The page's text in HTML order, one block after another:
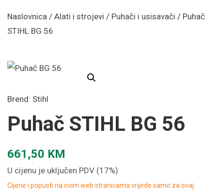
Naslovnica / Alati i strojevi / Puhači i usisavači / Puhač
STIHL BG 56
Brend: Stihl
Puhač STIHL BG 56
661,50 KM
U cijenu je uključen PDV (17%)
Cijene i popusti na ovim web stranicama vrijede samo za ovaj